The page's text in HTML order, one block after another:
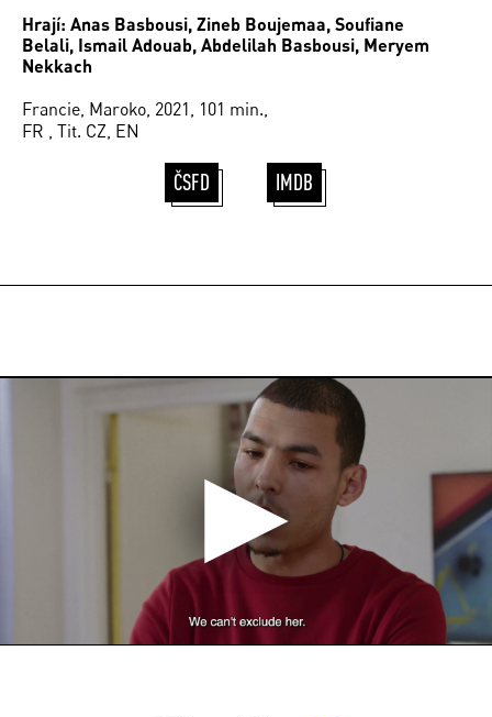
Hrají: Anas Basbousi, Zineb Boujemaa, Soufiane
Belali, Ismail Adouab, Abdelilah Basbousi, Meryem
Nekkach
Francie, Maroko, 2021, 101 min.,
FR , Tit. CZ, EN
ČSFD IMDB